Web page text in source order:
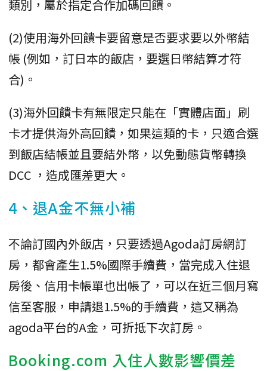
類別，屬於指定合作加碼回饋。
(2)使用海外回饋卡要留意是否要求要以外幣結
帳 (例如，訂日本的飯店，要選日幣結算才符
合)。
(3)海外回饋卡有無限定只能在「實體店面」刷
卡才提供海外高回饋，如果這類的卡，只適合選
到飯店結帳並且要結外幣，以免動態貨幣轉換
DCC ，造成匯差更大。
4、退A金不無小補
不論訂國內外飯店，只要透過Agoda訂房網訂
房，都會產生1.5%國際手續費，當完成入住退
房後、信用卡帳單也出帳了，可以在近三個月寫
信至客服，申請退1.5%的手續費，這又稱為
agoda平台的A金，可折抵下次訂房。
Booking.com 入住人數影響價差